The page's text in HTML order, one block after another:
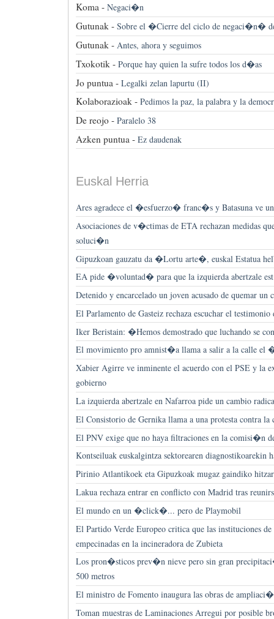
Koma - Negaci�n
Gutunak - Sobre el �Cierre del ciclo de negaci�n�
Gutunak - Antes, ahora y seguimos
Txokotik - Porque hay quien la sufre todos los d�as
Jo puntua - Legalki zelan lapurtu (II)
Kolaborazioak - Pedimos la paz, la palabra y la
De reojo - Paralelo 38
Azken puntua - Ez daudenak
Euskal Herria
Ares agradece el �esfuerzo� franc�s y Batasuna ve un
Asociaciones de v�ctimas de ETA rechazan medidas
soluci�n
Gipuzkoan gauzatu da �Lortu arte�, euskal Estatua
EA pide �voluntad� para que la izquierda abertzale
Detenido y encarcelado un joven acusado de quemar un
El Parlamento de Gasteiz rechaza escuchar el
Iker Beristain: �Hemos demostrado que luchando se
El movimiento pro amnist�a llama a salir a la calle el
Xabier Agirre ve inminente el acuerdo con el PSE y la
gobierno
La izquierda abertzale en Nafarroa pide un cambio
El Consistorio de Gernika llama a una protesta contra la
El PNV exige que no haya filtraciones en la comisi�n
Kontseiluak euskalgintza sektorearen diagnostikoarekin
Pirinio Atlantikoek eta Gipuzkoak mugaz gaindiko
Lakua rechaza entrar en conflicto con Madrid tras
El mundo en un �click�... pero de Playmobil
El Partido Verde Europeo critica que las instituciones
empecinadas en la incineradora de Zubieta
Los pron�sticos prev�n nieve pero sin gran
500 metros
El ministro de Fomento inaugura las obras de
Toman muestras de Laminaciones Arregui por posible